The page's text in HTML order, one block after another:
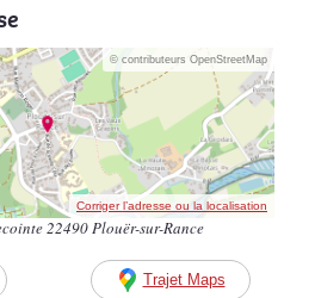
© contributeurs OpenStreetMap
Corriger l’adresse ou la localisation
22490 Plouër-sur-Rance
Trajet Maps